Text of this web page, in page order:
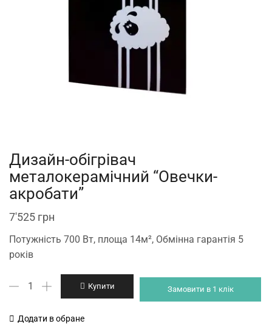
Дизайн-обігрівач
металокерамічний “Овечки-
акробати”
7'525 грн
Потужність 700 Вт, площа 14м², Обмінна гарантія 5
років
Дизайн-
металокерамічний
Купити Замовити в 1 клік
Додати в обране